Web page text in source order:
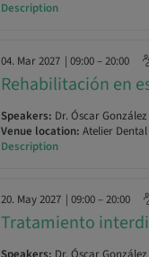
Description
04. Mar 2027 | 09:00 – 20:00
Rehabilitación en
Speakers: Dr. Óscar González
Venue location: Atelier
Description
20. May 2027 | 09:00 – 20:00
Tratamiento